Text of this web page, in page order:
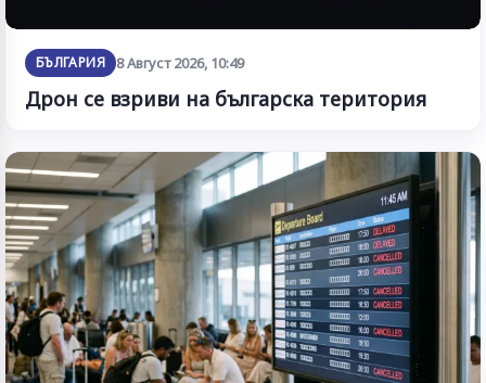
БЪЛГАРИЯ 8 Август 2026, 10:49
Дрон се взриви на българска територия